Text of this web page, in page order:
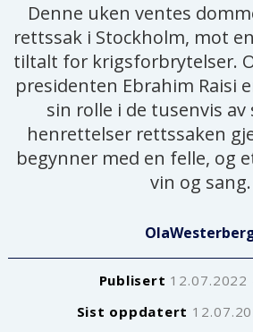
Denne uken ventes
rettssak i Stockholm, mot
tiltalt for krigsforbrytelser.
presidenten Ebrahim Raisi
sin rolle i de tusenvis
henrettelser rettssaken
begynner med en felle, og
vin og sang.
Ola
Publisert
Sist oppdatert